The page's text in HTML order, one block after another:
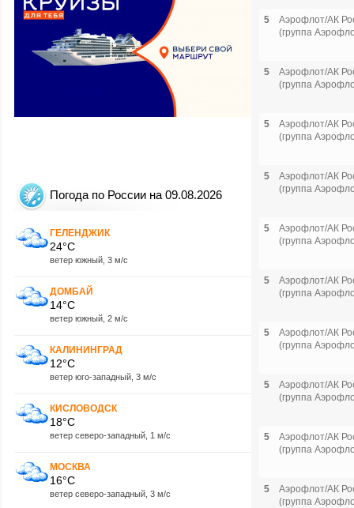
Погода по России на 09.08.2026
ГЕЛЕНДЖИК
24°C
ветер южный, 3 м/с
ДОМБАЙ
14°C
ветер южный, 2 м/с
КАЛИНИНГРАД
12°C
ветер юго-западный, 3 м/с
КИСЛОВОДСК
18°C
ветер северо-западный, 1 м/с
МОСКВА
16°C
ветер северо-западный, 3 м/с
5
Аэрофлот/АК
(группа
5
Аэрофлот/АК
(группа
5
Аэрофлот/АК
(группа
5
Аэрофлот/АК
(группа
5
Аэрофлот/АК
(группа
5
Аэрофлот/АК
(группа
5
Аэрофлот/АК
(группа
5
Аэрофлот/АК
(группа
5
Аэрофлот/АК
(группа
5
Аэрофлот/АК
(группа